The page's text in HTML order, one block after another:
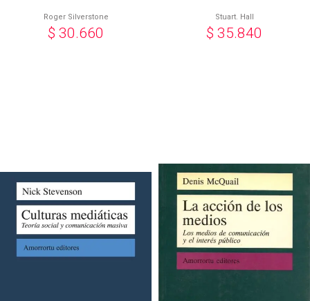
Roger Silverstone
$ 30.660
Stuart. Hall
$ 35.840